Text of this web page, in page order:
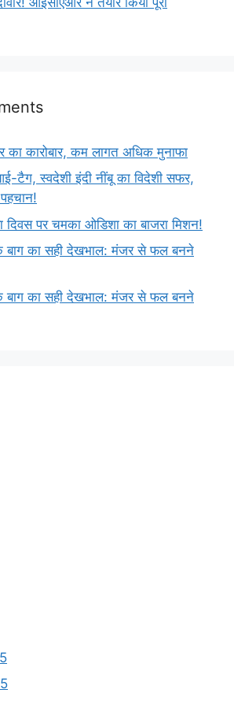
का कारोबार, कम लागत अधिक मुनाफा
टैग, स्वदेशी इंदी नींबू का विदेशी सफर,
दिवस पर चमका ओडिशा का बाजरा मिशन!
का सही देखभाल: मंजर से फल बनने
का सही देखभाल: मंजर से फल बनने